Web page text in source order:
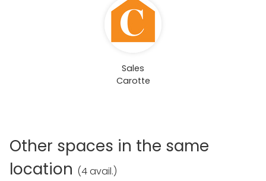
Sales
Carotte
Other spaces in the same
location (4 avail.)